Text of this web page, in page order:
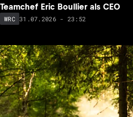
Teamchef Eric Boullier als CEO
WRC 31.07.2026 - 23:52